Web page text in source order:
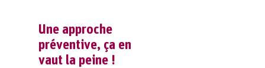
Une approche
préventive, ça en
vaut la peine !